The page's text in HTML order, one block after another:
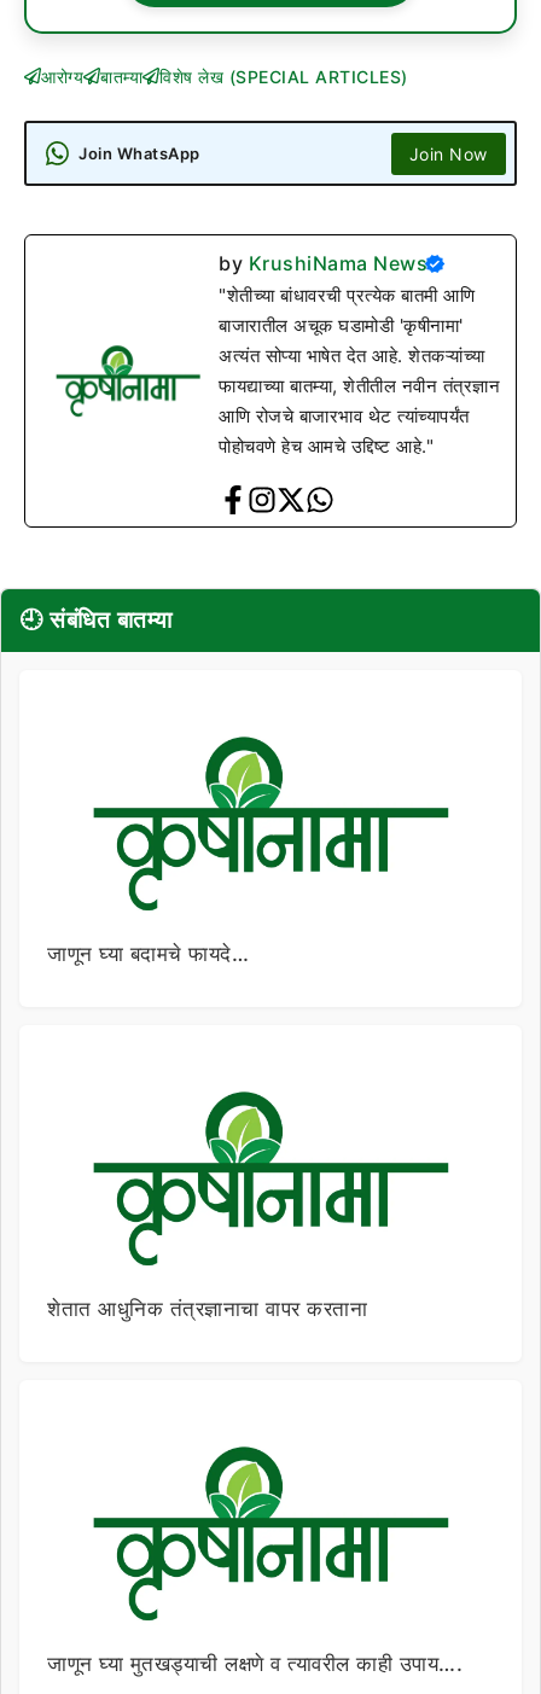
आरोग्य बातम्या विशेष लेख (SPECIAL ARTICLES)
Join WhatsApp Join Now
by KrushiNama News
"शेतीच्या बांधावरची प्रत्येक बातमी आणि
बाजारातील अचूक घडामोडी 'कृषीनामा'
अत्यंत सोप्या भाषेत देत आहे. शेतकऱ्यांच्या
फायद्याच्या बातम्या, शेतीतील नवीन तंत्रज्ञान
आणि रोजचे बाजारभाव थेट त्यांच्यापर्यंत
पोहोचवणे हेच आमचे उद्दिष्ट आहे."
🕘 संबंधित बातम्या
जाणून घ्या बदामचे फायदे…
शेतात आधुनिक तंत्रज्ञानाचा वापर करताना
जाणून घ्या मुतखड्याची लक्षणे व त्यावरील काही उपाय….